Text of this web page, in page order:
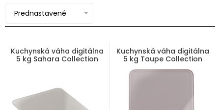
Prednastavené
Kuchynská váha digitálna
5 kg Sahara Collection
Kuchynská váha digitálna
5 kg Taupe Collection